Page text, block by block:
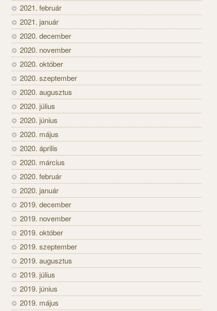
2021. február
2021. január
2020. december
2020. november
2020. október
2020. szeptember
2020. augusztus
2020. július
2020. június
2020. május
2020. április
2020. március
2020. február
2020. január
2019. december
2019. november
2019. október
2019. szeptember
2019. augusztus
2019. július
2019. június
2019. május